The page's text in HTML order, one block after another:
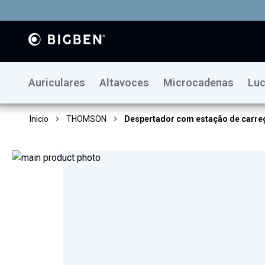
Auriculares Altavoces Microcadenas
Inicio THOMSON Despertador com estação de
Saltar